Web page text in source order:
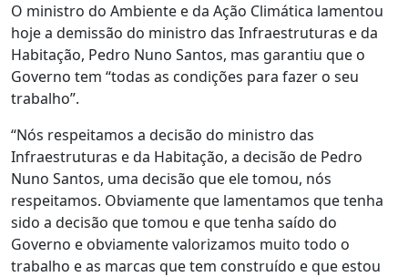
O ministro do Ambiente e da Ação Climática lamentou
hoje a demissão do ministro das Infraestruturas e da
Habitação, Pedro Nuno Santos, mas garantiu que o
Governo tem “todas as condições para fazer o seu
trabalho”.
“Nós respeitamos a decisão do ministro das
Infraestruturas e da Habitação, a decisão de Pedro
Nuno Santos, uma decisão que ele tomou, nós
respeitamos. Obviamente que lamentamos que tenha
sido a decisão que tomou e que tenha saído do
Governo e obviamente valorizamos muito todo o
trabalho e as marcas que tem construído e que estou